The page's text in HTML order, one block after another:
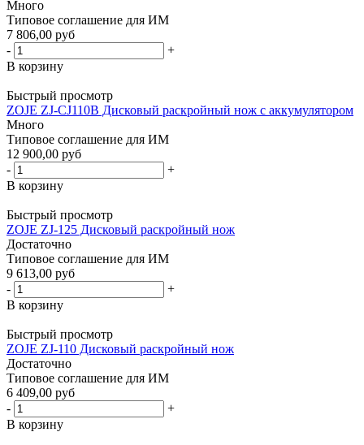
Много
Типовое соглашение для ИМ
7 806,00 руб
-
+
В корзину
Быстрый просмотр
ZOJE ZJ-CJ110B Дисковый раскройный нож с аккумулятором
Много
Типовое соглашение для ИМ
12 900,00 руб
-
+
В корзину
Быстрый просмотр
ZOJE ZJ-125 Дисковый раскройный нож
Достаточно
Типовое соглашение для ИМ
9 613,00 руб
-
+
В корзину
Быстрый просмотр
ZOJE ZJ-110 Дисковый раскройный нож
Достаточно
Типовое соглашение для ИМ
6 409,00 руб
-
+
В корзину